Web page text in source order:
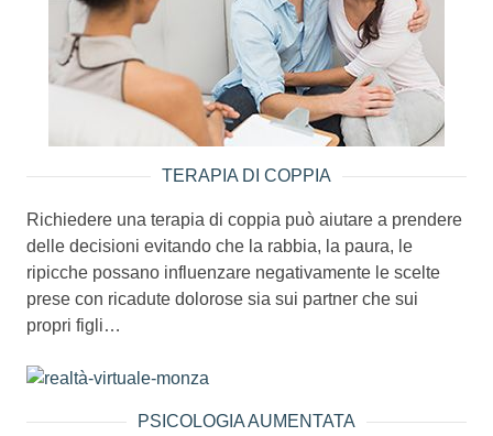
TERAPIA DI COPPIA
Richiedere una terapia di coppia può aiutare a prendere
delle decisioni evitando che la rabbia, la paura, le
ripicche possano influenzare negativamente le scelte
prese con ricadute dolorose sia sui partner che sui
propri figli…
PSICOLOGIA AUMENTATA